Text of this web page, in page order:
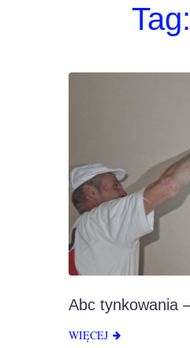
Tag:
Abc tynkowania
WIĘCEJ